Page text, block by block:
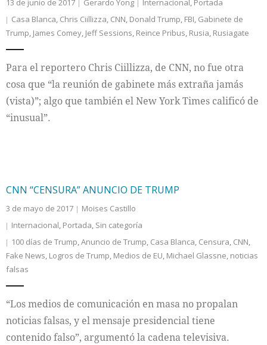
13 de junio de 2017 Gerardo Yong Internacional , Portada
Casa Blanca, Chris Ciillizza, CNN, Donald Trump, FBI, Gabinete de
Trump, James Comey, Jeff Sessions, Reince Pribus, Rusia, Rusiagate
Para el reportero Chris Ciillizza, de CNN, no fue otra
cosa que “la reunión de gabinete más extraña jamás
(vista)”; algo que también el New York Times calificó de
“inusual”.
CNN “CENSURA” ANUNCIO DE TRUMP
3 de mayo de 2017
Moises Castillo
Internacional, Portada, Sin categoría
100 días de Trump,Anuncio de Trump, Casa Blanca, Censura, CNN,
Fake News, Logros de Trump, Medios de EU, Michael Glassne, noticias
falsas
“Los medios de comunicación en masa no propalan
noticias falsas, y el mensaje presidencial tiene
contenido falso”, argumentó la cadena televisiva.